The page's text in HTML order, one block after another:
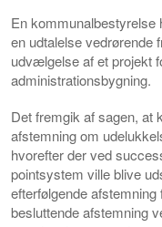
En kommunalbestyrelse
en udtalelse vedrørende
udvælgelse af et projekt
administrationsbygning.
Det fremgik af sagen, at
afstemning om
hvorefter der ved
pointsystem ville blive
efterfølgende
besluttende afstemning